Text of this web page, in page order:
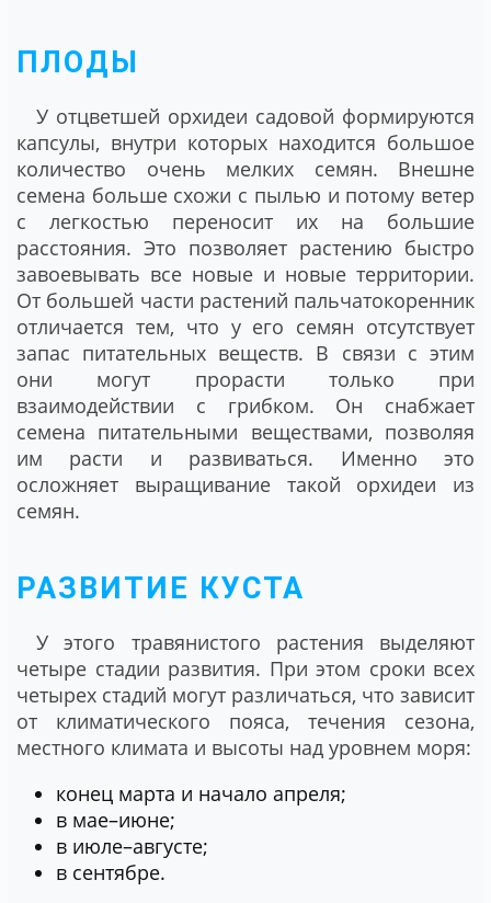
ПЛОДЫ
У отцветшей орхидеи садовой формируются
капсулы, внутри которых находится большое
количество очень мелких семян. Внешне
семена больше схожи с пылью и потому ветер
с легкостью переносит их на большие
расстояния. Это позволяет растению быстро
завоевывать все новые и новые территории.
От большей части растений пальчатокоренник
отличается тем, что у его семян отсутствует
запас питательных веществ. В связи с этим
они могут прорасти только при
взаимодействии с грибком. Он снабжает
семена питательными веществами, позволяя
им расти и развиваться. Именно это
осложняет выращивание такой орхидеи из
семян.
РАЗВИТИЕ КУСТА
У этого травянистого растения выделяют
четыре стадии развития. При этом сроки всех
четырех стадий могут различаться, что зависит
от климатического пояса, течения сезона,
местного климата и высоты над уровнем моря:
конец марта и начало апреля;
в мае–июне;
в июле–августе;
в сентябре.